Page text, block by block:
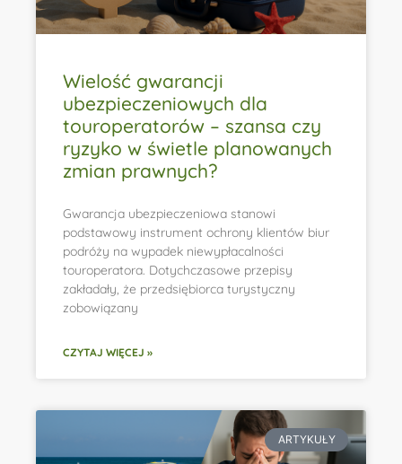
Wielość gwarancji
ubezpieczeniowych dla
touroperatorów – szansa czy
ryzyko w świetle planowanych
zmian prawnych?
Gwarancja ubezpieczeniowa stanowi
podstawowy instrument ochrony klientów biur
podróży na wypadek niewypłacalności
touroperatora. Dotychczasowe przepisy
zakładały, że przedsiębiorca turystyczny
zobowiązany
CZYTAJ WIĘCEJ »
ARTYKUŁY